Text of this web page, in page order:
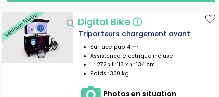
Véhicule Trip'Up Digital Bikeⓘ
Triporteurs chargement avant
Surface pub 4 m²
Assistance électrique incluse
L : 272 x l :113 x h :134 cm
Poids : 300 kg
Photos en situation